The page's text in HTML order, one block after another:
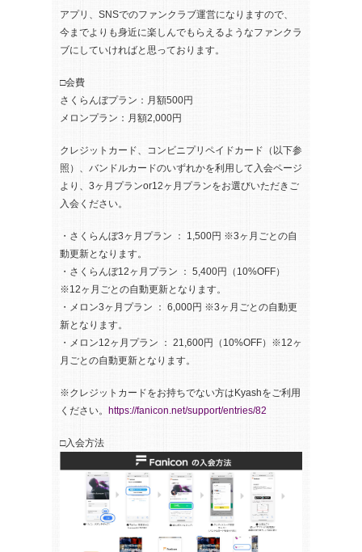
アプリ、SNSでのファンクラブ運営になりますので、
今までよりも身近に楽しんでもらえるようなファンクラ
ブにしていければと思っております。
□会費
さくらんぼプラン：月額500円
メロンプラン：月額2,000円
クレジットカード、コンビニプリペイドカード（以下参
照）、バンドルカードのいずれかを利用して入会ページ
より、3ヶ月プランor12ヶ月プランをお選びいただきご
入会ください。
・さくらんぼ3ヶ月プラン ： 1,500円 ※3ヶ月ごとの自
動更新となります。
・さくらんぼ12ヶ月プラン ： 5,400円（10%OFF）
※12ヶ月ごとの自動更新となります。
・メロン3ヶ月プラン ： 6,000円 ※3ヶ月ごとの自動更
新となります。
・メロン12ヶ月プラン ： 21,600円（10%OFF）※12ヶ
月ごとの自動更新となります。
※クレジットカードをお持ちでない方はKyashをご利用
ください。
https://fanicon.net/support/entries/82
□入会方法